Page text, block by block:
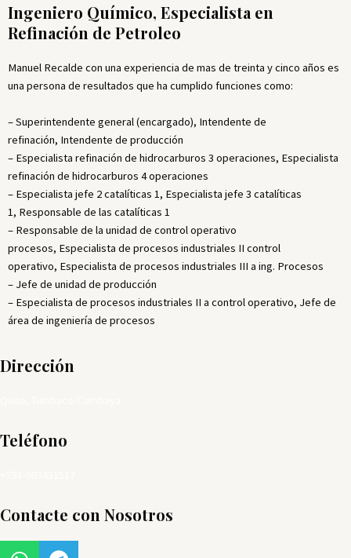
Ingeniero Químico, Especialista en
Refinación de Petroleo
Manuel Recalde con una experiencia de mas de treinta y cinco años es
una persona de resultados que ha cumplido funciones como:
– Superintendente general (encargado), Intendente de
refinación, Intendente de producción
– Especialista refinación de hidrocarburos 3 operaciones, Especialista
refinación de hidrocarburos 4 operaciones
– Especialista jefe 2 catalíticas 1, Especialista jefe 3 catalíticas
1, Responsable de las catalíticas 1
– Responsable de la unidad de control operativo
procesos, Especialista de procesos industriales II control
operativo, Especialista de procesos industriales III a ing. Procesos
– Jefe de unidad de producción
– Especialista de procesos industriales II a control operativo, Jefe de
área de ingeniería de procesos
Dirección
Teléfono
Contacte con Nosotros
W T